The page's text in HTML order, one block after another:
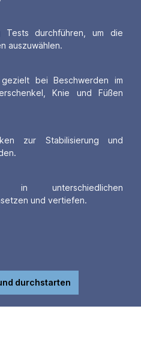
Tests durchführen, um die
auszuwählen.
bei Beschwerden im
Knie und Füßen
zur Stabilisierung und
in unterschiedlichen
und vertiefen.
durchstarten